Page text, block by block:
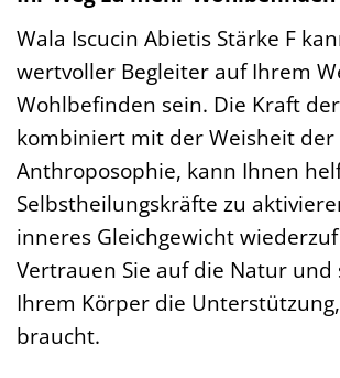
Wala Iscucin Abietis Stärke F
wertvoller Begleiter auf Ihrem
Wohlbefinden sein. Die Kraft
kombiniert mit der Weisheit der
Anthroposophie, kann Ihnen
Selbstheilungskräfte zu
inneres Gleichgewicht
Vertrauen Sie auf die Natur und
Ihrem Körper die
braucht.